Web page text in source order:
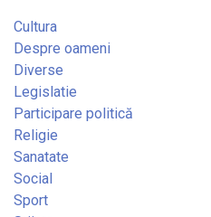
Cultura
Despre oameni
Diverse
Legislatie
Participare politică
Religie
Sanatate
Social
Sport